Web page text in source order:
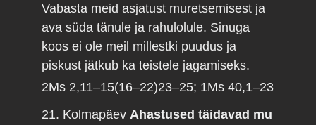
Vabasta meid asjatust muretsemisest ja
ava süda tänule ja rahulolule. Sinuga
koos ei ole meil millestki puudus ja
piskust jätkub ka teistele jagamiseks.
2Ms 2,11–15(16–22)23–25; 1Ms 40,1–23
21. KolmapäevAhastused täidavad mu